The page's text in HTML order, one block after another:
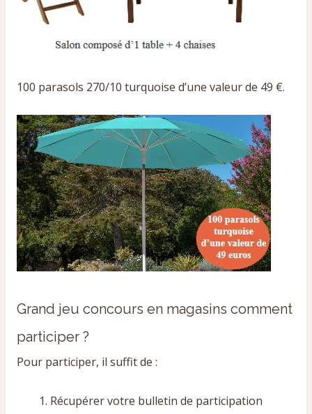
100 parasols 270/10 turquoise d’une valeur de 49 €.
Grand jeu concours en magasins comment
participer ?
Pour participer, il suffit de :
Récupérer votre bulletin de participation